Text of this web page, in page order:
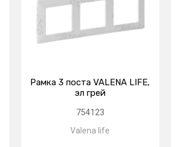
Рамка 3 поста VALENA LIFE,
эл грей
754123
Valena life